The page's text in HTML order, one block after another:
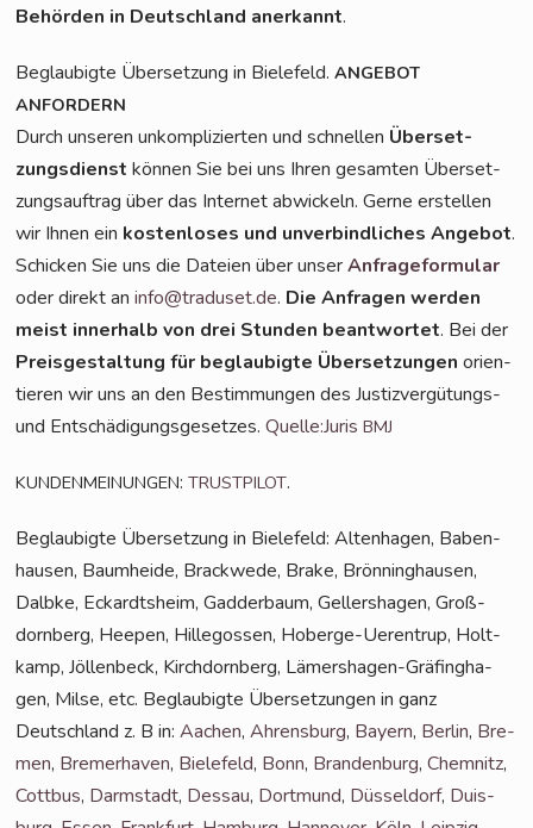
Behör­den in Deutsch­land aner­kannt.
Beglau­big­te Über­set­zung in Bie­le­feld.ANGEBOT
ANFORDERN
Durch unse­ren unkom­pli­zier­ten und schnel­len Über­set­
zungs­dienst kön­nen Sie bei uns Ihren gesam­ten Über­set­
zungs­auf­trag über das Inter­net abwi­ckeln. Ger­ne erstel­len
wir Ihnen ein kos­ten­lo­ses und unver­bind­li­ches Ange­bot.
Schi­cken Sie uns die Datei­en über unserAnfra­ge­for­mu­lar
oder direkt aninfo@traduset.de. Die Anfra­gen wer­den
meist inner­halb von drei Stun­den beant­wor­tet. Bei der
Preis­ge­stal­tung für beglau­big­te Über­set­zun­gen ori­en­
tie­ren wir uns an den Bestim­mun­gen des Jus­tiz­ver­gü­tungs-
und Ent­schä­di­gungs­ge­set­zes.Quelle:JurisBMJ
KUNDENMEINUNGEN:TRUSTPILOT.
Beglau­big­te Über­set­zung in Bie­le­feld: Alten­ha­gen, Baben­
hau­sen, Baum­hei­de, Brack­we­de, Bra­ke, Brön­ning­hau­sen,
Dalb­ke, Eckardtsheim, Gad­der­baum, Gel­lers­ha­gen, Groß­
dorn­berg, Hee­pen, Hil­le­gos­sen, Hober­ge-Uer­en­t­rup, Holt­
kamp, Jöl­len­beck, Kirch­dorn­berg, Lämers­ha­gen-Grä­fing­ha­
gen, Mil­se, etc. Beglau­big­te Über­set­zun­gen in ganz
Deutsch­land z. B in:Aachen,Ahrens­burg, Bay­ern, Ber­lin, Bre­
men, Bre­mer­ha­ven, Bie­le­feld, Bonn, Bran­den­burg,Chem­nitz,
Cott­bus, Darm­stadt, Des­sau, Dort­mund, Düs­sel­dorf, Duis­